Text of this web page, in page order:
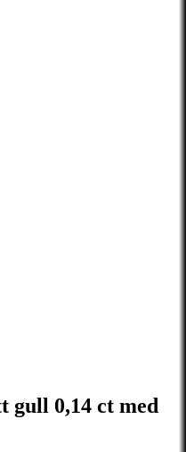
gull 0,14 ct med